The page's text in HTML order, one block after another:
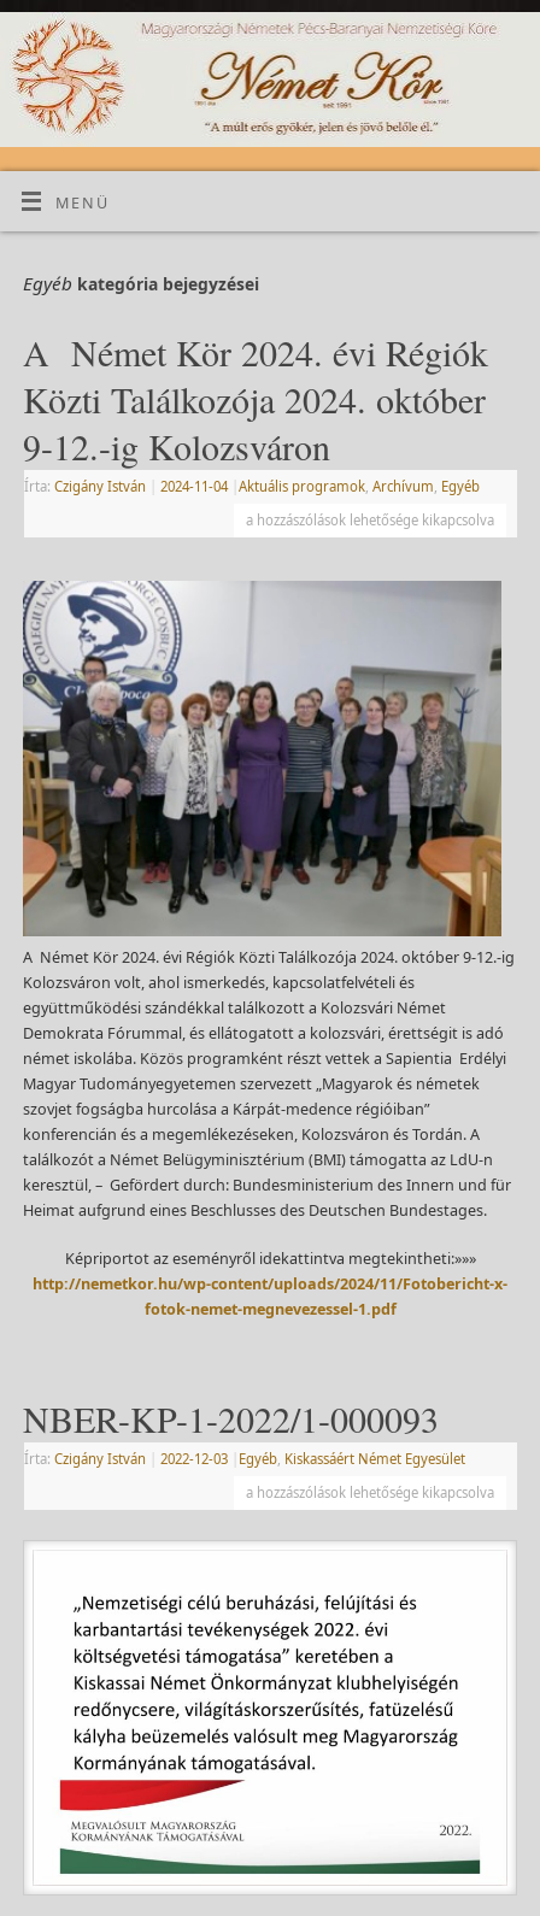
MENÜ
Egyéb kategória bejegyzései
A Német Kör 2024. évi Régiók
Közti Találkozója 2024. október
9-12.-ig Kolozsváron
Írta: Czigány István 2024-11-04 Aktuális programok, Archívum, Egyéb
a hozzászólások lehetősége kikapcsolva
A Német Kör 2024. évi Régiók Közti Találkozója 2024. október 9-12.-ig
Kolozsváron volt, ahol ismerkedés, kapcsolatfelvételi és
együttműködési szándékkal találkozott a Kolozsvári Német
Demokrata Fórummal, és ellátogatott a kolozsvári, érettségit is adó
német iskolába. Közös programként részt vettek a Sapientia Erdélyi
Magyar Tudományegyetemen szervezett „Magyarok és németek
szovjet fogságba hurcolása a Kárpát-medence régióiban”
konferencián és a megemlékezéseken, Kolozsváron és Tordán. A
találkozót a Német Belügyminisztérium (BMI) támogatta az LdU-n
keresztül, – Gefördert durch: Bundesministerium des Innern und für
Heimat aufgrund eines Beschlusses des Deutschen Bundestages.
Képriportot az eseményről idekattintva megtekintheti:»»»
http://nemetkor.hu/wp-content/uploads/2024/11/Fotobericht-x-
fotok-nemet-megnevezessel-1.pdf
NBER-KP-1-2022/1-000093
Írta: Czigány István 2022-12-03 Egyéb, Kiskassáért Német Egyesület
a hozzászólások lehetősége kikapcsolva